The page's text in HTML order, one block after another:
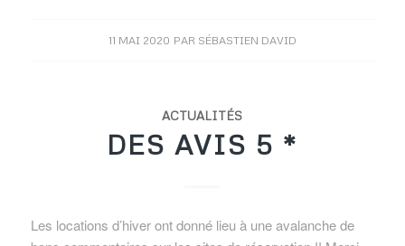
11 MAI 2020 PAR SÉBASTIEN DAVID
ACTUALITÉS
DES AVIS 5 *
Les locations d’hiver ont donné lieu à une avalanche de